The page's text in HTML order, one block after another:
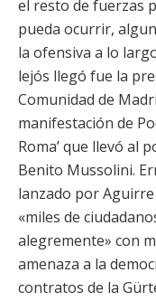
el resto de fuerzas
pueda ocurrir,
la ofensiva a lo
lejós llegó fue la
Comunidad de
manifestación de
Roma’ que llevó al
Benito Mussolini.
lanzado por
«miles de
alegremente» con
amenaza a la
contratos de la